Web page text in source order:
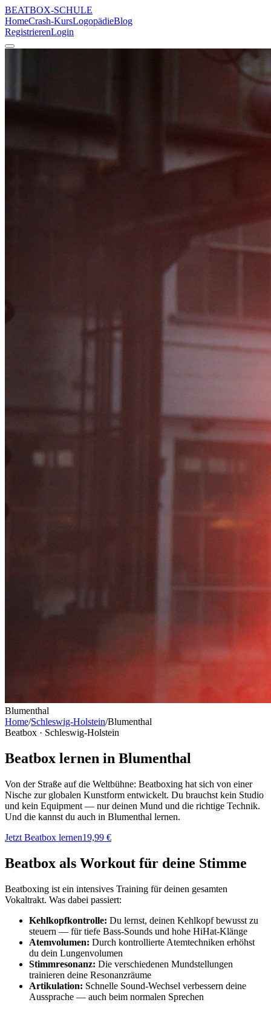
BEATBOX-SCHULE
HomeCrash-KursLogopädieBlog
RegistrierenLogin
Blumenthal
Home/Schleswig-Holstein/Blumenthal
Beatbox · Schleswig-Holstein
Beatbox lernen in Blumenthal
Von der Straße auf die Weltbühne: Beatboxing hat sich von einer
Nische zur globalen Kunstform entwickelt. Du brauchst kein Studio
und kein Equipment — nur deinen Mund und die richtige Technik.
Und die kannst du auch in Blumenthal lernen.
Jetzt Beatbox lernen19,99 €
Beatbox als Workout für deine Stimme
Beatboxing ist ein intensives Training für deinen gesamten
Vokaltrakt. Was dabei passiert:
Kehlkopfkontrolle: Du lernst, deinen Kehlkopf bewusst zu
steuern — für tiefe Bass-Sounds und hohe HiHat-Klänge
Atemvolumen: Durch kontrollierte Atemtechniken erhöhst
du dein Lungenvolumen
Stimmresonanz: Die verschiedenen Mundstellungen
trainieren deine Resonanzräume
Artikulation: Schnelle Sound-Wechsel verbessern deine
Aussprache — auch beim normalen Sprechen